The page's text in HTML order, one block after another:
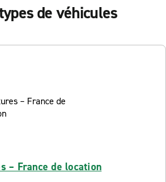
de véhicules
– France de location